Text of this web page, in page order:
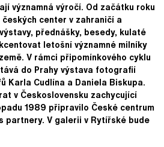
významná výročí. Od začátku roku
center v zahraničí a
přednášky, besedy, kulaté
letošní významné milníky
V rámci připomínkového cyklu
do Prahy výstava fotografií
Karla Cudlína a Daniela Biskupa.
v Československu zachycující
1989 připravilo České centrum
partnery. V galerii v Rytířské bude